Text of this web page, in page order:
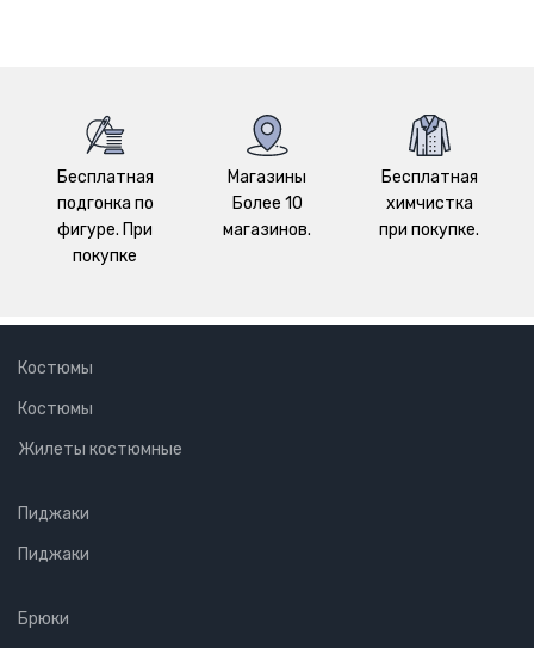
Бесплатная
подгонка по
фигуре. При
покупке
Магазины
Более 10
магазинов.
Бесплатная
химчистка
при покупке.
Костюмы
Костюмы
Жилеты костюмные
Пиджаки
Пиджаки
Брюки